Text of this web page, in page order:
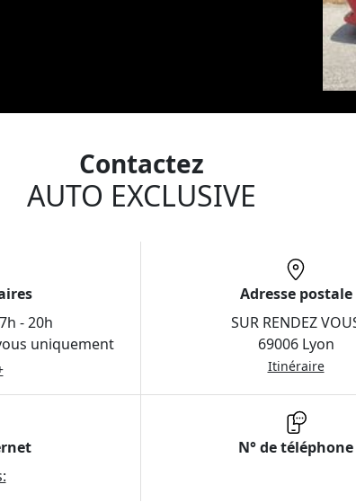
Contactez
AUTO EXCLUSIVE
7h - 20h
uniquement
Adresse postale
SUR RENDEZ
69006 Lyon
Itinéraire
N° de téléphone